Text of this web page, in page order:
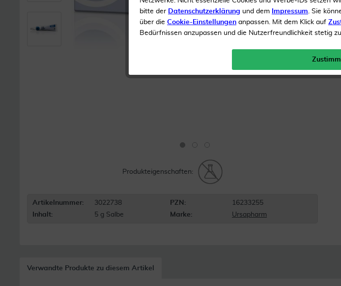
Produkteigenschaften:
Artikelnummer: 3022738 PZN:
16233255
Inhalt:
5 g Salbe Marke: Ursapharm
Verwandte Produkte zu diesem Artikel
bitte der Datenschutzerklärung und dem Impressum. Sie
über die Cookie-Einstellungen anpassen. Mit dem Klick auf
Bedürfnissen anzupassen und die Nutzerfreundlichkeit stetig